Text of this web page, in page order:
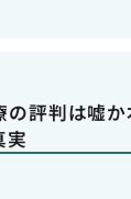
の評判は嘘
実